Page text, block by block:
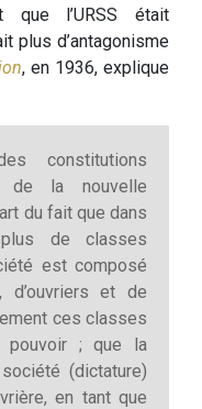
que l’URSS était
plus d’antagonisme
, en 1936, explique
constitutions
de la nouvelle
du fait que dans
de classes
est composé
et de
ces classes
pouvoir ; que la
(dictature)
en tant que